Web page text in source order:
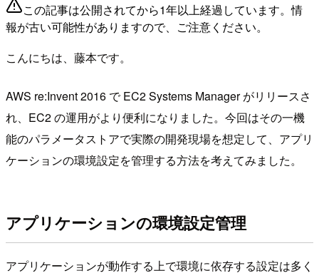
この記事は公開されてから1年以上経過しています。情
報が古い可能性がありますので、ご注意ください。
こんにちは、藤本です。
AWS re:Invent 2016 で EC2 Systems Manager がリリースさ
れ、EC2 の運用がより便利になりました。今回はその一機
能のパラメータストアで実際の開発現場を想定して、アプリ
ケーションの環境設定を管理する方法を考えてみました。
アプリケーションの環境設定管理
アプリケーションが動作する上で環境に依存する設定は多く